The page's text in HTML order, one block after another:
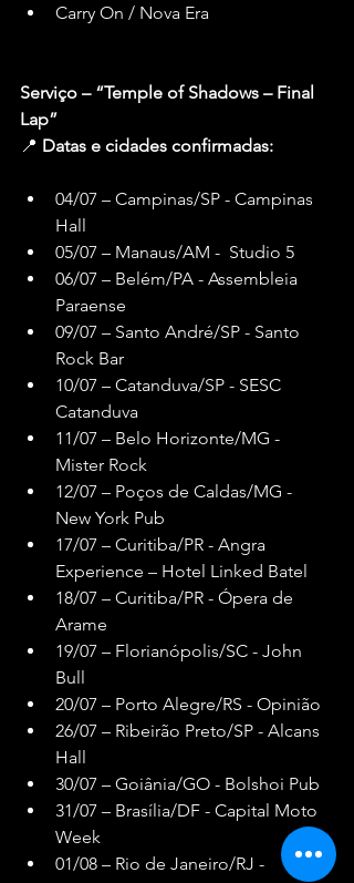
Carry On / Nova Era
Serviço – “Temple of Shadows – Final
Lap”
📍 Datas e cidades confirmadas:
04/07 – Campinas/SP - Campinas
Hall
05/07 – Manaus/AM -  Studio 5
06/07 – Belém/PA - Assembleia
Paraense
09/07 – Santo André/SP - Santo
Rock Bar
10/07 – Catanduva/SP - SESC
Catanduva
11/07 – Belo Horizonte/MG -
Mister Rock
12/07 – Poços de Caldas/MG -
New York Pub
17/07 – Curitiba/PR - Angra
Experience – Hotel Linked Batel
18/07 – Curitiba/PR - Ópera de
Arame
19/07 – Florianópolis/SC - John
Bull
20/07 – Porto Alegre/RS - Opinião
26/07 – Ribeirão Preto/SP - Alcans
Hall
30/07 – Goiânia/GO - Bolshoi Pub
31/07 – Brasília/DF - Capital Moto
Week
01/08 – Rio de Janeiro/RJ -